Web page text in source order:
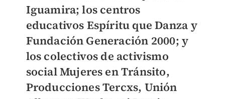
Iguamira; los centros
educativos Espíritu que Danza y
Fundación Generación 2000; y
los colectivos de activismo
social Mujeres en Tránsito,
Producciones Tercxs, Unión